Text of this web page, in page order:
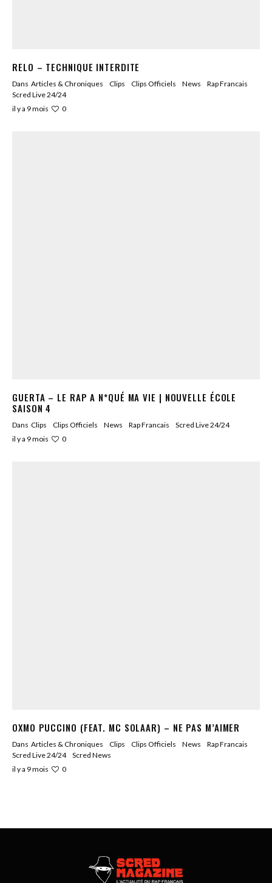
RELO – TECHNIQUE INTERDITE
Dans Articles & Chroniques Clips Clips Officiels News
Rap Francais
Scred Live 24/24
il y a 9 mois
0
GUERTA – LE RAP A N*QUÉ MA VIE | NOUVELLE ÉCOLE
SAISON 4
Dans Clips Clips Officiels News Rap Francais
Scred Live 24/24
il y a 9 mois
0
OXMO PUCCINO (FEAT. MC SOLAAR) – NE PAS M’AIMER
Dans Articles & Chroniques Clips Clips Officiels News
Rap Francais
Scred Live 24/24
Scred News
il y a 9 mois
0